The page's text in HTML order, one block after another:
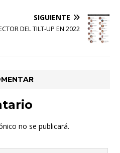
SIGUIENTE
DEL TILT-UP EN 2022
no se publicará.